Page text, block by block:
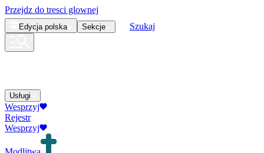
Przejdz do tresci glownej
Edycja polska Sekcje Szukaj
Usługi
Wesprzyj
Rejestr
Wesprzyj